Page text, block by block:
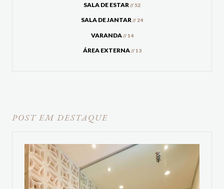
SALA DE ESTAR // 52
SALA DE JANTAR// 24
VARANDA// 14
ÁREA EXTERNA// 13
POST EM DESTAQUE